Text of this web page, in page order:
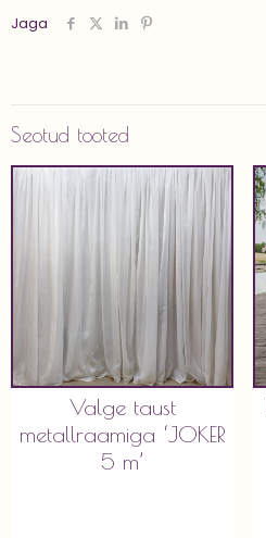
Jaga
Seotud tooted
Valge taust
metallraamiga ‘JOKER
5 m’